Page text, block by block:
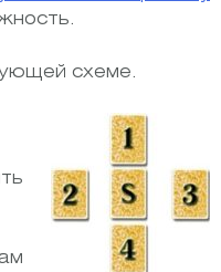
схеме.